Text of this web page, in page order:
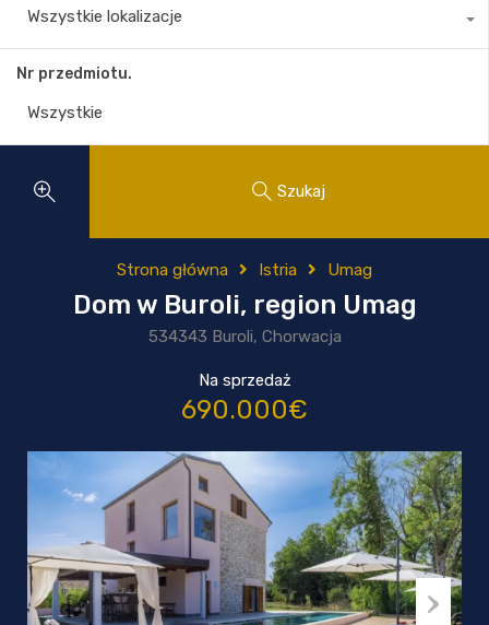
Wszystkie lokalizacje
Nr przedmiotu.
Szukaj
Strona główna Istria Umag
Dom w Buroli, region Umag
534343 Buroli, Chorwacja
Na sprzedaż
690.000€